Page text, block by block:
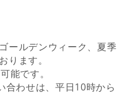
ールデンウィーク、夏季
ります。
能です。
合わせは、平日10時から